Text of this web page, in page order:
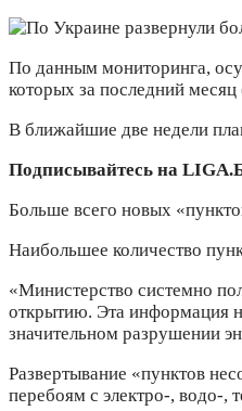
По данным мониторинга,
которых за последний
В ближайшие две недели
Подписывайтесь на
Больше всего новых
Наибольшее количество
«Министерство системно
открытию. Эта информация
значительном разрушении
Развертывание «пунктов
перебоям с электро-, водо-,